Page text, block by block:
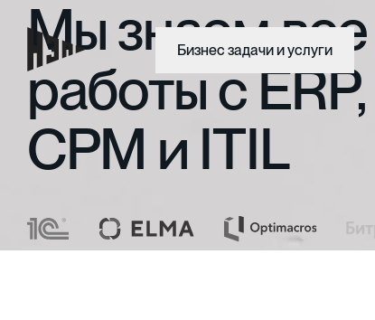
Бизнес задачи и услуги
Мызнаемвсе
работысERP,
CPM и ITIL